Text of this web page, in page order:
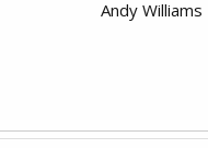
Andy Williams